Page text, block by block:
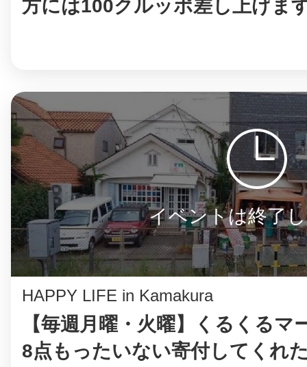
方には100クルッポ差し上げま
イベントは終了
HAPPY LIFE in Kamakura
【毎週月曜・火曜】くるくるマ
8点もったいない寄付してくれ
相模原
渋谷区
八女